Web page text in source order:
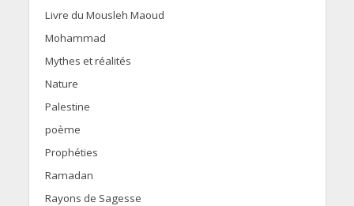
Livre du Mousleh Maoud
Mohammad
Mythes et réalités
Nature
Palestine
poème
Prophéties
Ramadan
Rayons de Sagesse